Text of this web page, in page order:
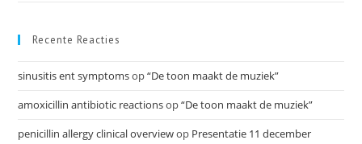
Recente Reacties
sinusitis ent symptomsop“De toon maakt de muziek”
amoxicillin antibiotic reactionsop“De toon maakt de muziek”
penicillin allergy clinical overviewop Presentatie 11 december